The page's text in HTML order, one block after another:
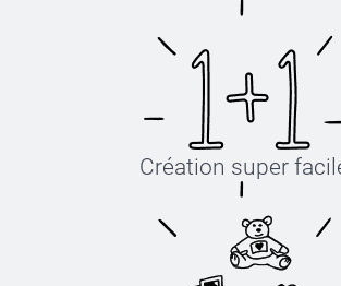
Création super